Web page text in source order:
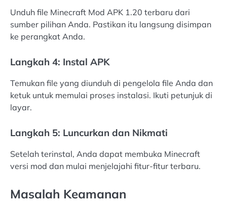
Unduh file Minecraft Mod APK 1.20 terbaru dari
sumber pilihan Anda. Pastikan itu langsung disimpan
ke perangkat Anda.
Langkah 4: Instal APK
Temukan file yang diunduh di pengelola file Anda dan
ketuk untuk memulai proses instalasi. Ikuti petunjuk di
layar.
Langkah 5: Luncurkan dan Nikmati
Setelah terinstal, Anda dapat membuka Minecraft
versi mod dan mulai menjelajahi fitur-fitur terbaru.
Masalah Keamanan